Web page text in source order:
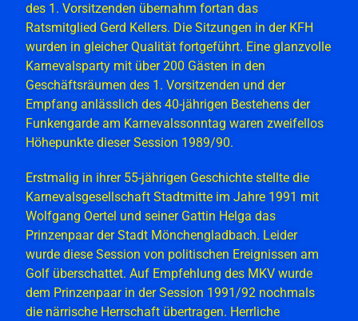
des 1. Vorsitzenden übernahm fortan das
Ratsmitglied Gerd Kellers. Die Sitzungen in der KFH
wurden in gleicher Qualität fortgeführt. Eine glanzvolle
Karnevalsparty mit über 200 Gästen in den
Geschäftsräumen des 1. Vorsitzenden und der
Empfang anlässlich des 40-jährigen Bestehens der
Funkengarde am Karnevalssonntag waren zweifellos
Höhepunkte dieser Session 1989/90.
Erstmalig in ihrer 55-jährigen Geschichte stellte die
Karnevalsgesellschaft Stadtmitte im Jahre 1991 mit
Wolfgang Oertel und seiner Gattin Helga das
Prinzenpaar der Stadt Mönchengladbach. Leider
wurde diese Session von politischen Ereignissen am
Golf überschattet. Auf Empfehlung des MKV wurde
dem Prinzenpaar in der Session 1991/92 nochmals
die närrische Herrschaft übertragen. Herrliche